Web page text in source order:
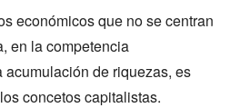
económicos que no se centran
en la competencia
acumulación de riquezas, es
concetos capitalistas.